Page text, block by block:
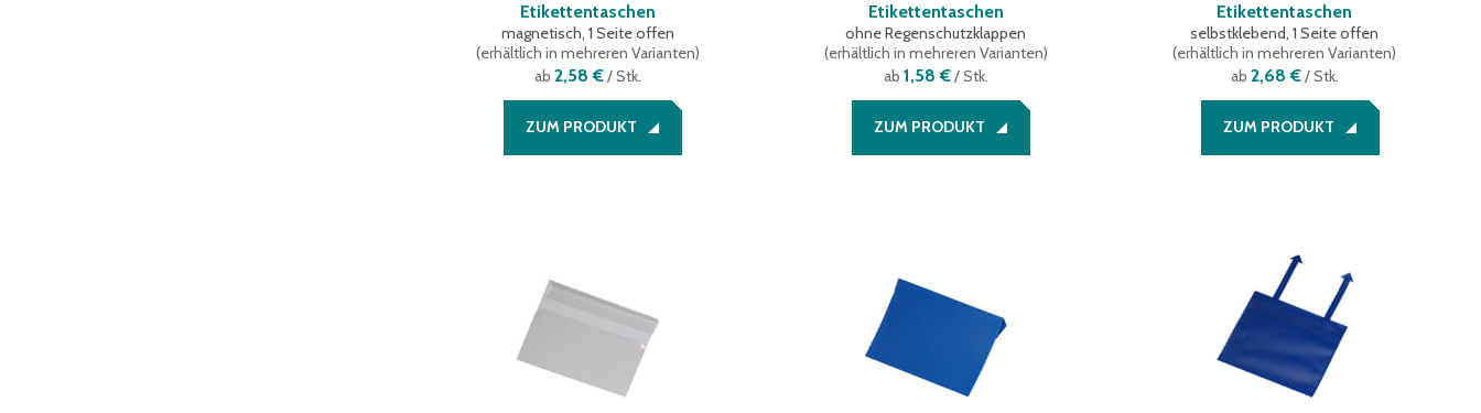
Etikettentaschen
magnetisch, 1 Seite offen
(erhältlich in mehreren Varianten)
ab 2,58 €/ Stk.
ZUM PRODUKT
Etikettentaschen
ohne Regenschutzklappen
(erhältlich in mehreren Varianten)
ab 1,58 €/ Stk.
ZUM PRODUKT
Etikettentaschen
selbstklebend, 1 Seite offen
(erhältlich in mehreren Varianten)
ab 2,68 €/ Stk.
ZUM PRODUKT